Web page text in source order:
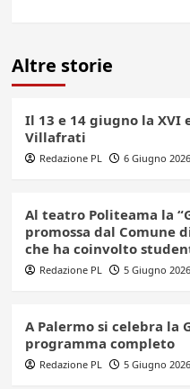
Altre storie
Il 13 e 14 giugno la XVI
Villafrati
Redazione PL 6 Giugno 2026
Al teatro Politeama la
promossa dal Comune
che ha coinvolto
Redazione PL 5 Giugno 2026
A Palermo si celebra la
programma completo
Redazione PL 5 Giugno 2026